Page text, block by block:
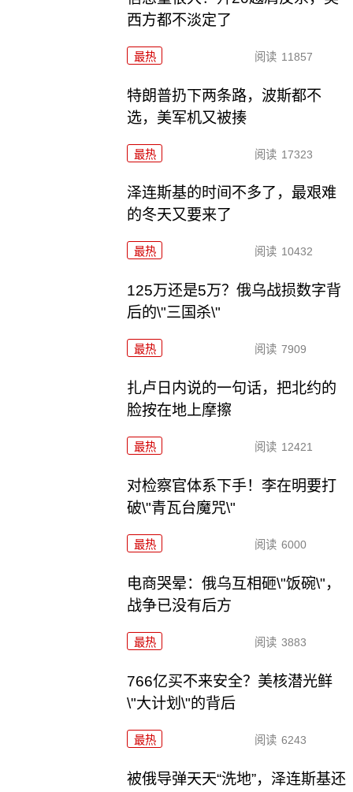
西方都不淡定了
最热 阅读 11857
特朗普扔下两条路，波斯都不
选，美军机又被揍
最热 阅读 17323
泽连斯基的时间不多了，最艰难
的冬天又要来了
最热 阅读 10432
125万还是5万？俄乌战损数字背
后的\"三国杀\"
最热 阅读 7909
扎卢日内说的一句话，把北约的
脸按在地上摩擦
最热 阅读 12421
对检察官体系下手！李在明要打
破\"青瓦台魔咒\"
最热 阅读 6000
电商哭晕：俄乌互相砸\"饭碗\"，
战争已没有后方
最热 阅读 3883
766亿买不来安全？美核潜光鲜
\"大计划\"的背后
最热 阅读 6243
被俄导弹天天“洗地”，泽连斯基还